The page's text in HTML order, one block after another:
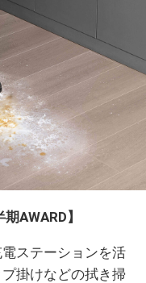
AWARD】
ステーションを活
掛けなどの拭き掃